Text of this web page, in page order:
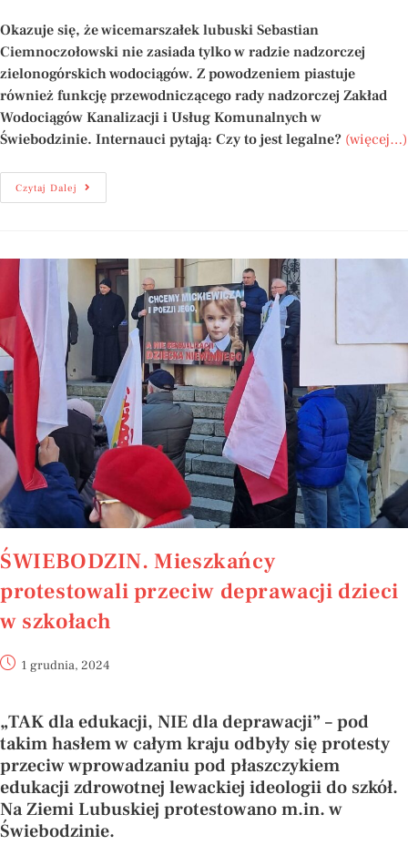
Okazuje się, że wicemarszałek lubuski Sebastian
Ciemnoczołowski nie zasiada tylko w radzie nadzorczej
zielonogórskich wodociągów. Z powodzeniem piastuje
również funkcję przewodniczącego rady nadzorczej Zakład
Wodociągów Kanalizacji i Usług Komunalnych w
Świebodzinie. Internauci pytają: Czy to jest legalne? (więcej…)
Czytaj Dalej
ŚWIEBODZIN. Mieszkańcy
protestowali przeciw deprawacji dzieci
w szkołach
1 grudnia, 2024
„TAK dla edukacji, NIE dla deprawacji” – pod
takim hasłem w całym kraju odbyły się protesty
przeciw wprowadzaniu pod płaszczykiem
edukacji zdrowotnej lewackiej ideologii do szkół.
Na Ziemi Lubuskiej protestowano m.in. w
Świebodzinie.